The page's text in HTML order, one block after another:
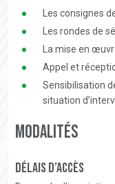
Les consignes
Les rondes de
La mise en
Appel et
Sensibilisation
situation
Modalités
Délais d’accès